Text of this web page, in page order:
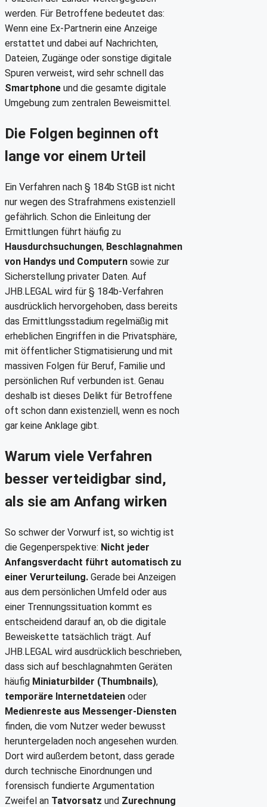
werden. Für Betroffene bedeutet das:
Wenn eine Ex-Partnerin eine Anzeige
erstattet und dabei auf Nachrichten,
Dateien, Zugänge oder sonstige digitale
Spuren verweist, wird sehr schnell das
Smartphone und die gesamte digitale
Umgebung zum zentralen Beweismittel.
Die Folgen beginnen oft
lange vor einem Urteil
Ein Verfahren nach § 184b StGB ist nicht
nur wegen des Strafrahmens existenziell
gefährlich. Schon die Einleitung der
Ermittlungen führt häufig zu
Hausdurchsuchungen, Beschlagnahmen
von Handys und Computern sowie zur
Sicherstellung privater Daten. Auf
JHB.LEGAL wird für § 184b-Verfahren
ausdrücklich hervorgehoben, dass bereits
das Ermittlungsstadium regelmäßig mit
erheblichen Eingriffen in die Privatsphäre,
mit öffentlicher Stigmatisierung und mit
massiven Folgen für Beruf, Familie und
persönlichen Ruf verbunden ist. Genau
deshalb ist dieses Delikt für Betroffene
oft schon dann existenziell, wenn es noch
gar keine Anklage gibt.
Warum viele Verfahren
besser verteidigbar sind,
als sie am Anfang wirken
So schwer der Vorwurf ist, so wichtig ist
die Gegenperspektive: Nicht jeder
Anfangsverdacht führt automatisch zu
einer Verurteilung. Gerade bei Anzeigen
aus dem persönlichen Umfeld oder aus
einer Trennungssituation kommt es
entscheidend darauf an, ob die digitale
Beweiskette tatsächlich trägt. Auf
JHB.LEGAL wird ausdrücklich beschrieben,
dass sich auf beschlagnahmten Geräten
häufig Miniaturbilder (Thumbnails),
temporäre Internetdateien oder
Medienreste aus Messenger-Diensten
finden, die vom Nutzer weder bewusst
heruntergeladen noch angesehen wurden.
Dort wird außerdem betont, dass gerade
durch technische Einordnungen und
forensisch fundierte Argumentation
Zweifel an Tatvorsatz und Zurechnung